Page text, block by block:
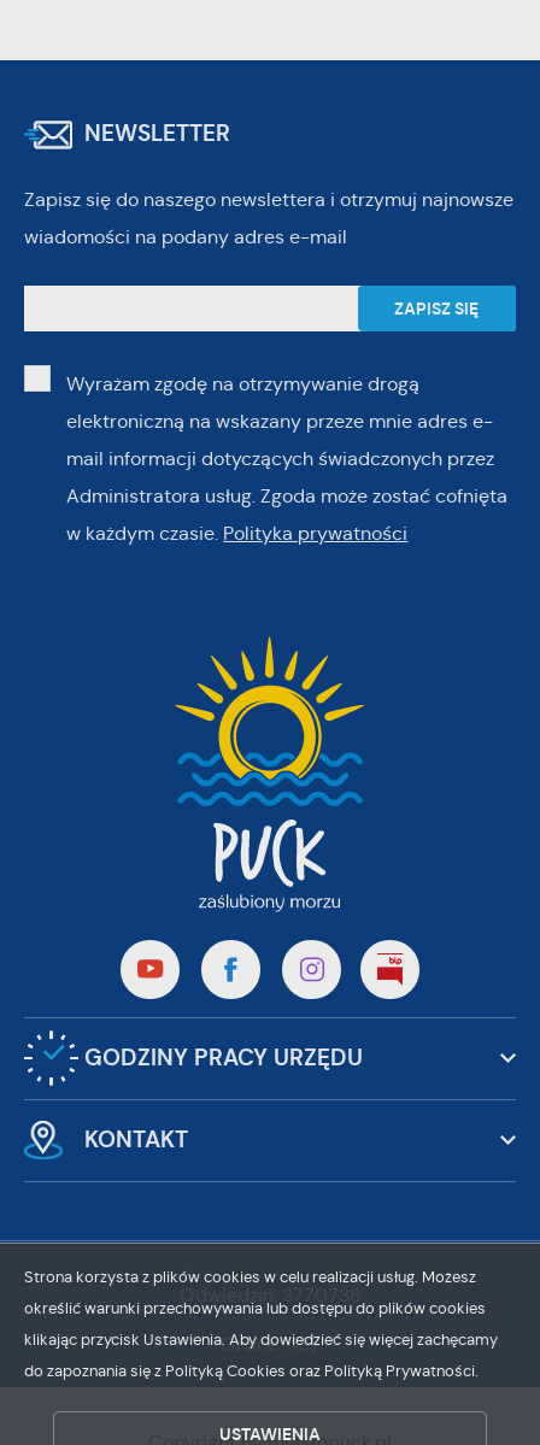
NEWSLETTER
Zapisz się do naszego newslettera i otrzymuj najnowsze
wiadomości na podany adres e-mail
Wyrażam zgodę na otrzymywanie drogą
elektroniczną na wskazany przeze mnie adres e-
mail informacji dotyczących świadczonych przez
Administratora usług. Zgoda może zostać cofnięta
w każdym czasie. Polityka prywatności
GODZINY PRACY URZĘDU
KONTAKT
Online: 437
Strona korzysta z plików cookies w celu realizacji usług. Możesz
określić warunki przechowywania lub dostępu do plików cookies
klikając przycisk Ustawienia. Aby dowiedzieć się więcej zachęcamy
do zapoznania się z Polityką Cookies oraz Polityką Prywatności.
USTAWIENIA
ZEZWÓL NA WSZYSTKIE